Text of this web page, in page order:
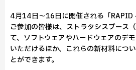
4月14日〜16日に開催される「
ご参加の皆様は、ストラタシスブース
て、ソフトウェアやハードウェアのデ
いただけるほか、これらの新材料につ
とができます。